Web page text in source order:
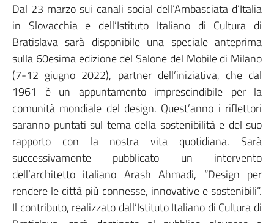
Dal 23 marzo sui canali social dell’Ambasciata d’Italia
in Slovacchia e dell’Istituto Italiano di Cultura di
Bratislava sarà disponibile una speciale anteprima
sulla 60esima edizione del Salone del Mobile di Milano
(7-12 giugno 2022), partner dell’iniziativa, che dal
1961 è un appuntamento imprescindibile per la
comunità mondiale del design. Quest’anno i riflettori
saranno puntati sul tema della sostenibilità e del suo
rapporto con la nostra vita quotidiana. Sarà
successivamente pubblicato un intervento
dell’architetto italiano Arash Ahmadi, “Design per
rendere le città più connesse, innovative e sostenibili”.
Il contributo, realizzato dall’Istituto Italiano di Cultura di